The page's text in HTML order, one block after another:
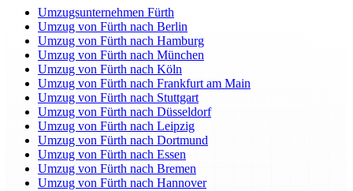
Umzugsunternehmen Fürth
Umzug von Fürth nach Berlin
Umzug von Fürth nach Hamburg
Umzug von Fürth nach München
Umzug von Fürth nach Köln
Umzug von Fürth nach Frankfurt am Main
Umzug von Fürth nach Stuttgart
Umzug von Fürth nach Düsseldorf
Umzug von Fürth nach Leipzig
Umzug von Fürth nach Dortmund
Umzug von Fürth nach Essen
Umzug von Fürth nach Bremen
Umzug von Fürth nach Hannover